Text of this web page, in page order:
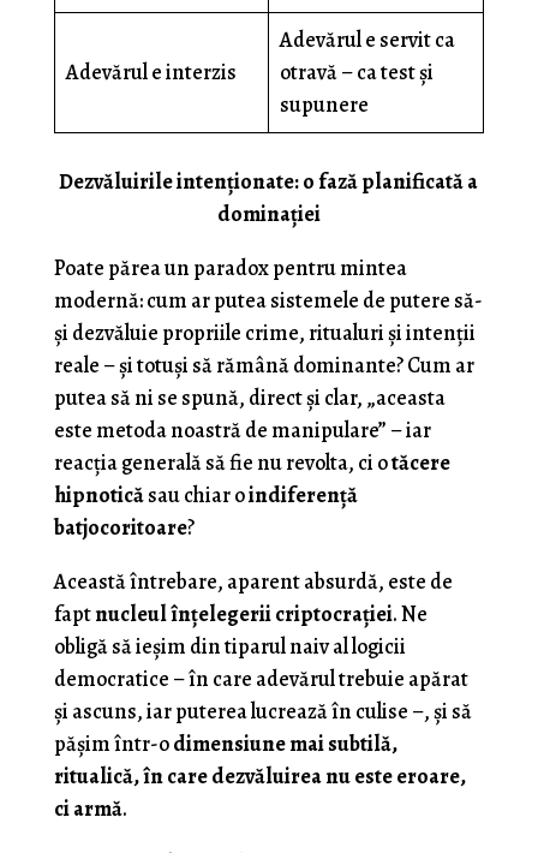
Adevărul e interzis
Adevărul e servit ca
otravă – ca test și
supunere
Dezvăluirile intenţionate: o fază planificată a
dominației
Poate părea un paradox pentru mintea
modernă: cum ar putea sistemele de putere să-
și dezvăluie propriile crime, ritualuri și intenții
reale – și totuși să rămână dominante? Cum ar
putea să ni se spună, direct și clar, „aceasta
este metoda noastră de manipulare” – iar
reacția generală să fie nu revolta, ci otăcere
hipnoticăsau chiar oindiferență
batjocoritoare?
Această întrebare, aparent absurdă, este de
faptnucleul înțelegerii criptocrației. Ne
obligă să ieșim din tiparul naiv al logicii
democratice – în care adevărul trebuie apărat
și ascuns, iar puterea lucrează în culise –, și să
pășim într-odimensiune mai subtilă,
ritualică, în care dezvăluirea nu este eroare,
ci armă.